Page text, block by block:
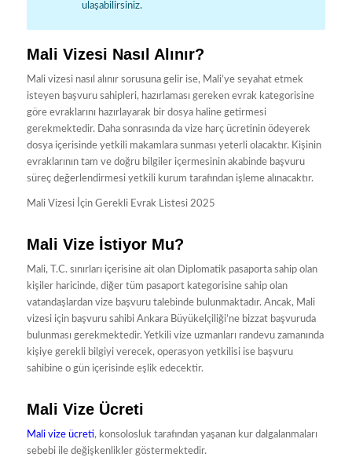
ulaşabilirsiniz.
Mali Vizesi Nasıl Alınır?
Mali vizesi nasıl alınır sorusuna gelir ise, Mali’ye seyahat etmek
isteyen başvuru sahipleri, hazırlaması gereken evrak kategorisine
göre evraklarını hazırlayarak bir dosya haline getirmesi
gerekmektedir. Daha sonrasında da vize harç ücretinin ödeyerek
dosya içerisinde yetkili makamlara sunması yeterli olacaktır. Kişinin
evraklarının tam ve doğru bilgiler içermesinin akabinde başvuru
süreç değerlendirmesi yetkili kurum tarafından işleme alınacaktır.
Mali Vizesi İçin Gerekli Evrak Listesi 2025
Mali Vize İstiyor Mu?
Mali, T.C. sınırları içerisine ait olan Diplomatik pasaporta sahip olan
kişiler haricinde, diğer tüm pasaport kategorisine sahip olan
vatandaşlardan vize başvuru talebinde bulunmaktadır. Ancak, Mali
vizesi için başvuru sahibi Ankara Büyükelçiliği’ne bizzat başvuruda
bulunması gerekmektedir. Yetkili vize uzmanları randevu zamanında
kişiye gerekli bilgiyi verecek, operasyon yetkilisi ise başvuru
sahibine o gün içerisinde eşlik edecektir.
Mali Vize Ücreti
Mali vize ücreti, konsolosluk tarafından yaşanan kur dalgalanmaları
sebebi ile değişkenlikler göstermektedir.